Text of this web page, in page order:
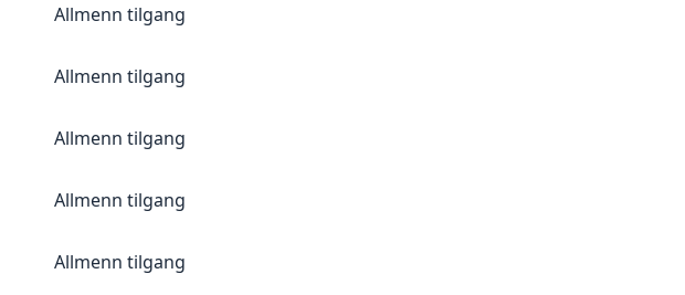
Allmenn tilgang
Allmenn tilgang
Allmenn tilgang
Allmenn tilgang
Allmenn tilgang